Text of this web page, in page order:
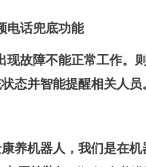
电话兜底功能
现故障不能正常工作。
态并智能提醒相关人员。
养机器人，我们是在